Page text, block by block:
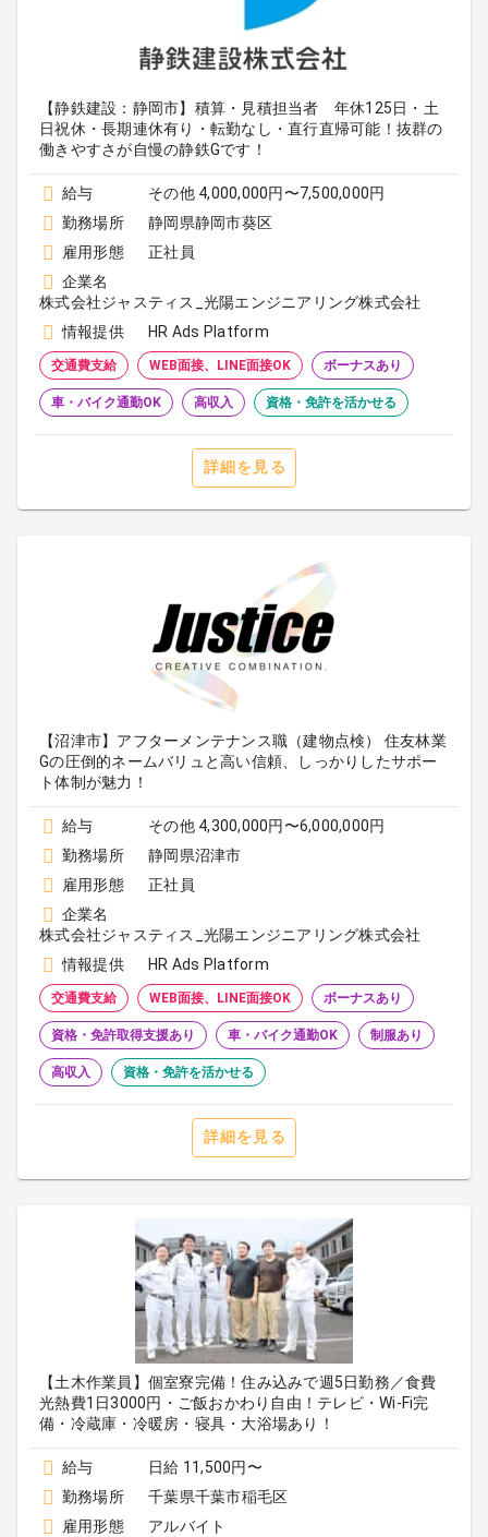
【静鉄建設：静岡市】積算・見積担当者 年休125日・土
日祝休・長期連休有り・転勤なし・直行直帰可能！抜群の
働きやすさが自慢の静鉄Gです！
給与
その他 4,000,000円〜7,500,000円
勤務場所
静岡県静岡市葵区
雇用形態
正社員
企業名
株式会社ジャスティス_光陽エンジニアリング株式会社
情報提供
HR Ads Platform
交通費支給 WEB面接、LINE面接OK ボーナスあり
車・バイク通勤OK 高収入 資格・免許を活かせる
詳細を見る
【沼津市】アフターメンテナンス職（建物点検） 住友林業
Gの圧倒的ネームバリュと高い信頼、しっかりしたサポー
ト体制が魅力！
給与
その他 4,300,000円〜6,000,000円
勤務場所
静岡県沼津市
雇用形態
正社員
企業名
株式会社ジャスティス_光陽エンジニアリング株式会社
情報提供
HR Ads Platform
交通費支給 WEB面接、LINE面接OK ボーナスあり
資格・免許取得支援あり 車・バイク通勤OK 制服あり
高収入 資格・免許を活かせる
詳細を見る
【土木作業員】個室寮完備！住み込みで週5日勤務／食費
光熱費1日3000円・ご飯おかわり自由！テレビ・Wi-Fi完
備・冷蔵庫・冷暖房・寝具・大浴場あり！
給与
日給 11,500円〜
勤務場所
千葉県千葉市稲毛区
雇用形態
アルバイト